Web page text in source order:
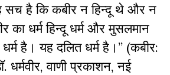
सच है कि कबीर न हिन्दू थे और न
धर्म हिन्दू धर्म और मुसलमान
है। यह दलित धर्म है।’’ (कबीर:
धर्मवीर, वाणी प्रकाशन, नई